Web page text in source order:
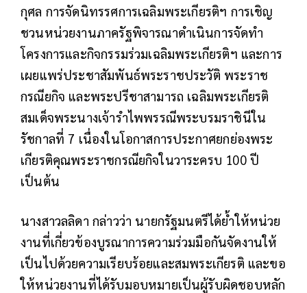
กุศล การจัดนิทรรศการเฉลิมพระเกียรติฯ การเชิญ
ชวนหน่วยงานภาครัฐพิจารณาดำเนินการจัดทำ
โครงการและกิจกรรมร่วมเฉลิมพระเกียรติฯ และการ
เผยแพร่ประชาสัมพันธ์พระราชประวัติ พระราช
กรณียกิจ และพระปรีชาสามารถ เฉลิมพระเกียรติ
สมเด็จพระนางเจ้ารําไพพรรณีพระบรมราชินีใน
รัชกาลที่ 7 เนื่องในโอกาสการประกาศยกย่องพระ
เกียรติคุณพระราชกรณียกิจในวาระครบ 100 ปี
เป็นต้น
นางสาวลลิดา กล่าวว่า นายกรัฐมนตรีได้ย้ำให้หน่วย
งานที่เกี่ยวข้องบูรณาการความร่วมมือกันจัดงานให้
เป็นไปด้วยความเรียบร้อยและสมพระเกียรติ และขอ
ให้หน่วยงานที่ได้รับมอบหมายเป็นผู้รับผิดชอบหลัก